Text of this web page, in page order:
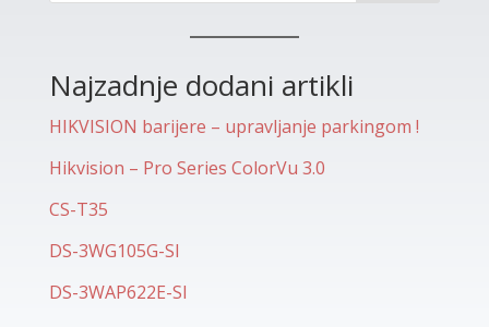
Najzadnje dodani artikli
HIKVISION barijere – upravljanje parkingom !
Hikvision – Pro Series ColorVu 3.0
CS-T35
DS-3WG105G-SI
DS-3WAP622E-SI